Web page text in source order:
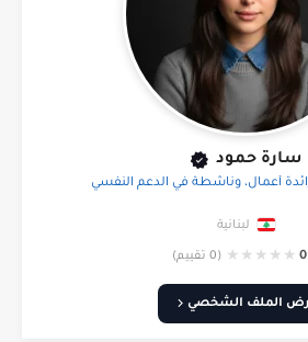
سارة حمود
أعمال، وناشطة في الدعم النفسي
لبنانية
★
★
★
★
★ (0 تقييم)
الملف الشخصي